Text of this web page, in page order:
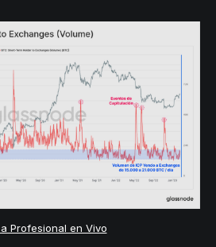
Profesional en Vivo